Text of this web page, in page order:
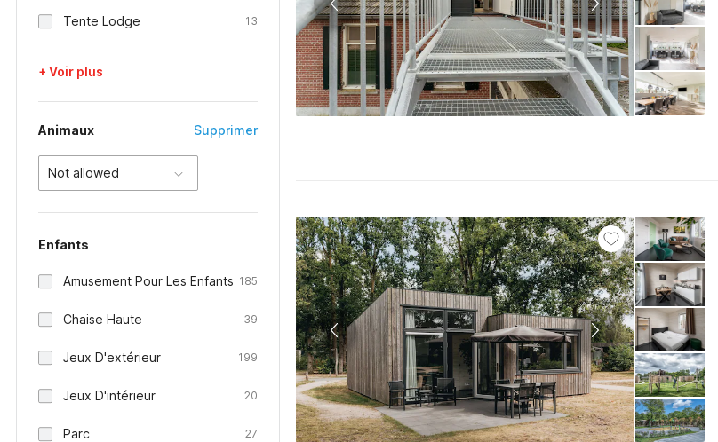
Tente Lodge 13
+ Voir plus
Animaux Supprimer
Not allowed
Enfants
Amusement Pour Les Enfants 185
Chaise Haute 39
Jeux D'extérieur 199
Jeux D'intérieur 20
Parc 27